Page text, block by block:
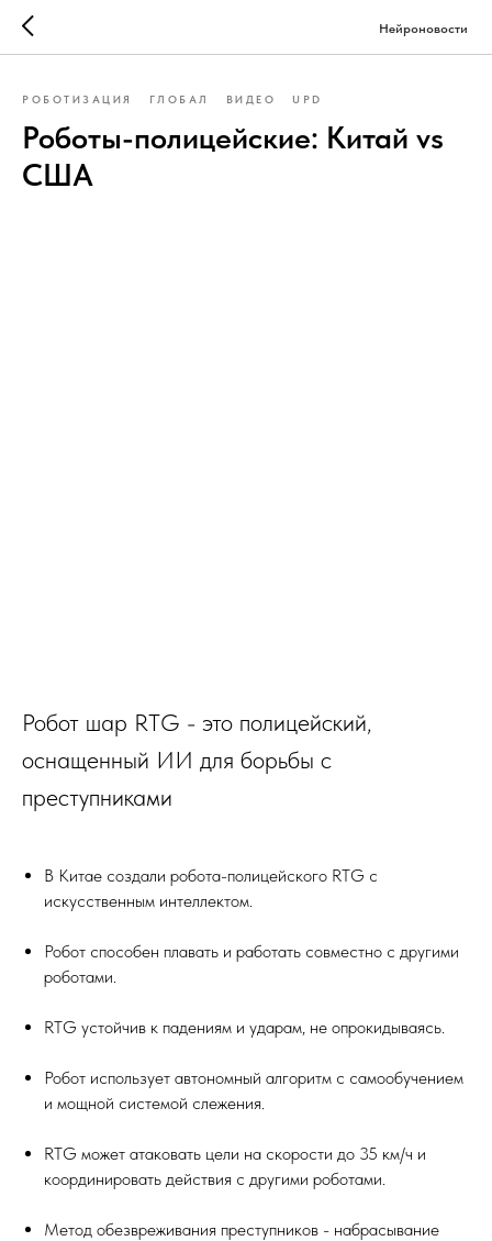
Нейроновости
РОБОТИЗАЦИЯ ГЛОБАЛ ВИДЕО UPD
Роботы-полицейские: Китай vs
США
Робот шар RTG - это полицейский,
оснащенный ИИ для борьбы с
преступниками
В Китае создали робота-полицейского RTG с
искусственным интеллектом.
Робот способен плавать и работать совместно с другими
роботами.
RTG устойчив к падениям и ударам, не опрокидываясь.
Робот использует автономный алгоритм с самообучением
и мощной системой слежения.
RTG может атаковать цели на скорости до 35 км/ч и
координировать действия с другими роботами.
Метод обезвреживания преступников - набрасывание